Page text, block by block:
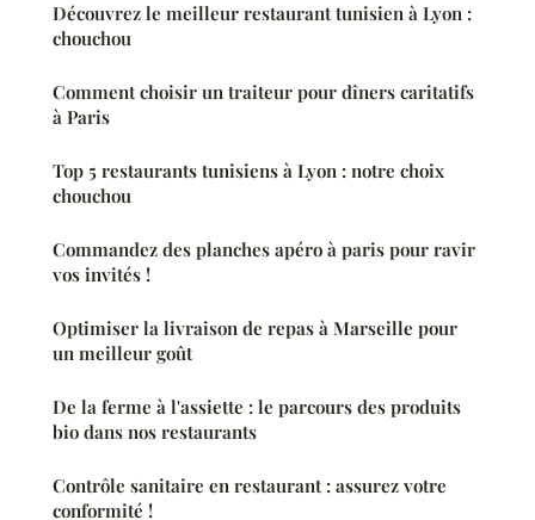
Découvrez le meilleur restaurant tunisien à Lyon :
chouchou
Comment choisir un traiteur pour dîners caritatifs
à Paris
Top 5 restaurants tunisiens à Lyon : notre choix
chouchou
Commandez des planches apéro à paris pour ravir
vos invités !
Optimiser la livraison de repas à Marseille pour
un meilleur goût
De la ferme à l'assiette : le parcours des produits
bio dans nos restaurants
Contrôle sanitaire en restaurant : assurez votre
conformité !